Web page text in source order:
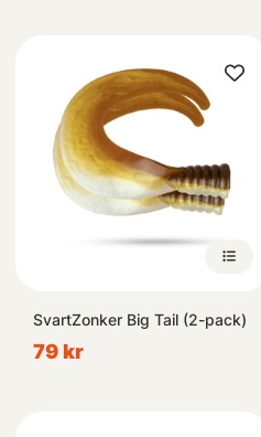
SvartZonker Big Tail (2-pack)
79 kr